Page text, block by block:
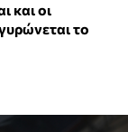
και οι
το